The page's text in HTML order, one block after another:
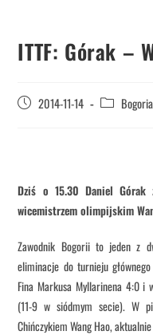
ITTF: Górak –
2014-11-14
Dziś o 15.30 Daniel
wicemistrzem olimpijskim
Zawodnik Bogorii to jeden z
eliminacje do turnieju
Fina Markusa Myllarinena 4:0 i
(11-9 w siódmym secie). W
Chińczykiem Wang Hao,